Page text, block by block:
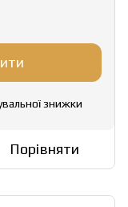
знижки
Порівняти